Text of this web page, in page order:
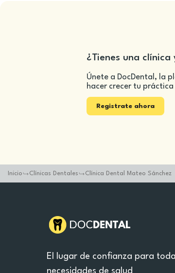
¿Tienes una
Únete a DocDental, la
hacer crecer tu práctica
Registrate ahora
Inicio Clínicas Dentales Clínica Dental Mateo Sánchez
El lugar de confianza para
necesidades de salud